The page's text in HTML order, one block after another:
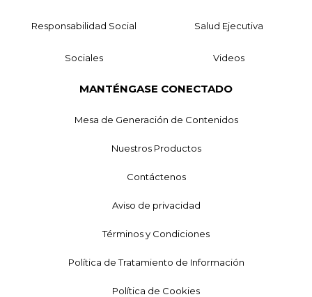
Responsabilidad Social Salud Ejecutiva
Sociales Videos
MANTÉNGASE CONECTADO
Mesa de Generación de Contenidos
Nuestros Productos
Contáctenos
Aviso de privacidad
Términos y Condiciones
Política de Tratamiento de Información
Política de Cookies